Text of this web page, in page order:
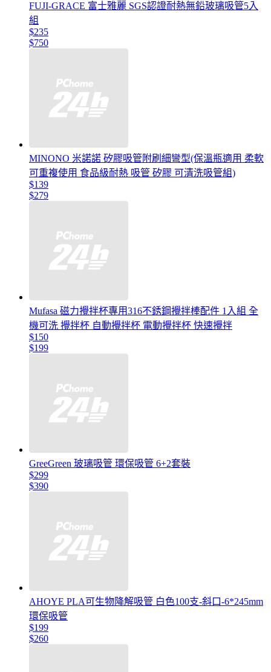
FUJI-GRACE 富士雅麗 SGS認證耐熱無鉛玻璃吸管5入
組
$235
$750
MINONO 米諾諾 矽膠吸管附刷細彎型(保溫瓶適用 柔軟
可重複使用 食品級耐熱 吸管 矽膠 可清洗吸管組)
$139
$279
Mufasa 磁力攪拌杯專用316不銹鋼攪拌棒配件 1入組 全
機可洗 攪拌杯 自動攪拌杯 電動攪拌杯 快速攪拌
$150
$199
GreeGreen 玻璃吸管 環保吸管 6+2套裝
$299
$390
AHOYE PLA可生物降解吸管 白色100支-斜口-6*245mm
環保吸管
$199
$260